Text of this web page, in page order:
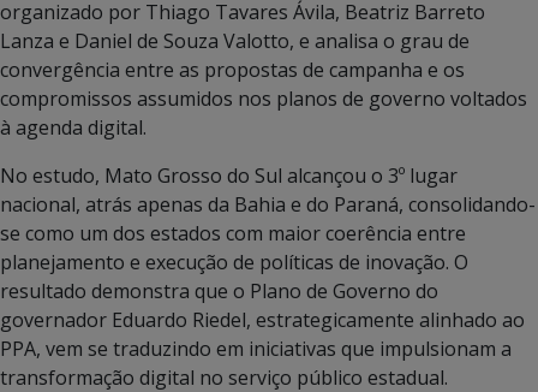
organizado por Thiago Tavares Ávila, Beatriz Barreto
Lanza e Daniel de Souza Valotto, e analisa o grau de
convergência entre as propostas de campanha e os
compromissos assumidos nos planos de governo voltados
à agenda digital.
No estudo, Mato Grosso do Sul alcançou o 3º lugar
nacional, atrás apenas da Bahia e do Paraná, consolidando-
se como um dos estados com maior coerência entre
planejamento e execução de políticas de inovação. O
resultado demonstra que o Plano de Governo do
governador Eduardo Riedel, estrategicamente alinhado ao
PPA, vem se traduzindo em iniciativas que impulsionam a
transformação digital no serviço público estadual.